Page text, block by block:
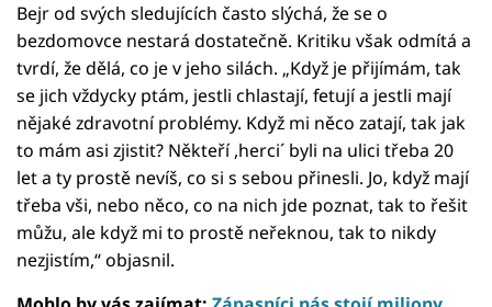
Bejr od svých sledujících často slýchá, že se o
bezdomovce nestará dostatečně. Kritiku však odmítá a
tvrdí, že dělá, co je v jeho silách. „Když je přijímám, tak
se jich vždycky ptám, jestli chlastají, fetují a jestli mají
nějaké zdravotní problémy. Když mi něco zatají, tak jak
to mám asi zjistit? Někteří ,herci´ byli na ulici třeba 20
let a ty prostě nevíš, co si s sebou přinesli. Jo, když mají
třeba vši, nebo něco, co na nich jde poznat, tak to řešit
můžu, ale když mi to prostě neřeknou, tak to nikdy
nezjistím,“ objasnil.